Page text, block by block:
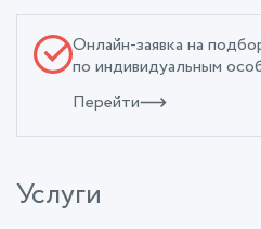
Онлайн-заявка на
по индивидуальным
Перейти
Услуги